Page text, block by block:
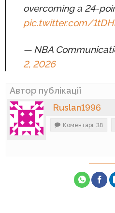
overcoming a 24-
pic.twitter.com/
— NBA
2, 2026
Автор публікації
Ruslan1996
Коментарі: 38